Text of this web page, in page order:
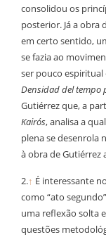
consolidou os
posterior. Já a obra
em certo sentido,
se fazia ao
ser pouco
Densidad del tempo
Gutiérrez que, a
Kairós,analisa a
plena se desenrola
à obra de Gutiérrez
2.↑ É interessante
como “ato
uma reflexão solta
questões